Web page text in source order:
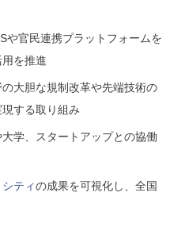
や官民連携プラットフォームを
を推進
の大胆な規制改革や先端技術の
する取り組み
学、スタートアップとの協働
ティの成果を可視化し、全国